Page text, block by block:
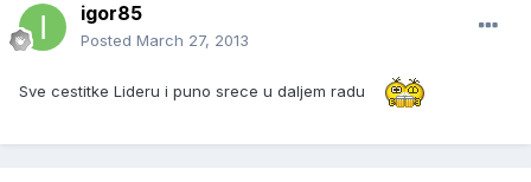
igor85
Posted March 27, 2013
Sve cestitke Lideru i puno srece u daljem radu